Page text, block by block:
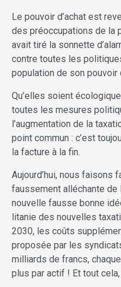
Le pouvoir d’achat est
des préoccupations de la
avait tiré la sonnette
contre toutes les
population de son pouvoir
Qu’elles soient
toutes les mesures
l’augmentation de la
point commun : c’est
la facture à la fin.
Aujourd’hui, nous faisons
faussement alléchante de
nouvelle fausse bonne
litanie des nouvelles
2030, les coûts
proposée par les
milliards de francs,
plus par actif ! Et tout